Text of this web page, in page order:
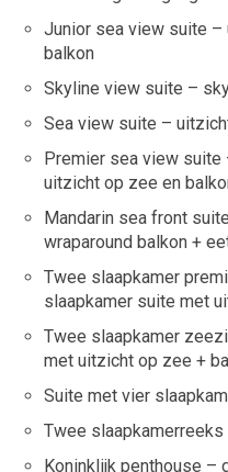
Junior sea view suite
balkon
Skyline view suite –
Sea view suite –
Premier sea view
uitzicht op zee en
Mandarin sea front
wraparound balkon +
Twee slaapkamer
slaapkamer suite met
Twee slaapkamer
met uitzicht op zee +
Suite met vier
Twee
Koninklijk penthouse –